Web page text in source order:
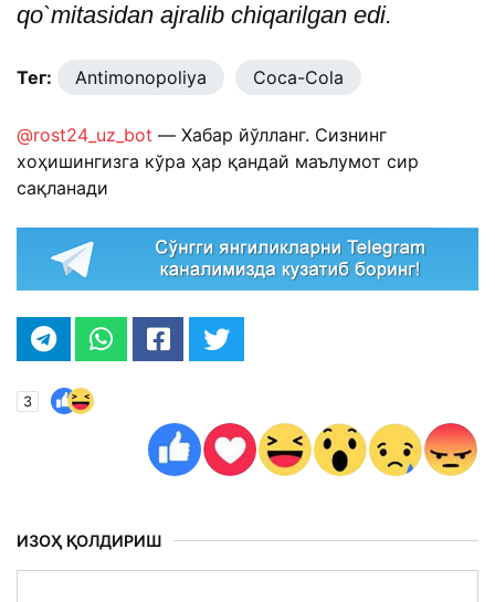
qo`mitasidan ajralib chiqarilgan edi.
Тег: Antimonopoliya Coca-Cola
@rost24_uz_bot — Хабар йўлланг. Сизнинг
хоҳишингизга кўра ҳар қандай маълумот сир
сақланади
3
ИЗОҲ ҚОЛДИРИШ